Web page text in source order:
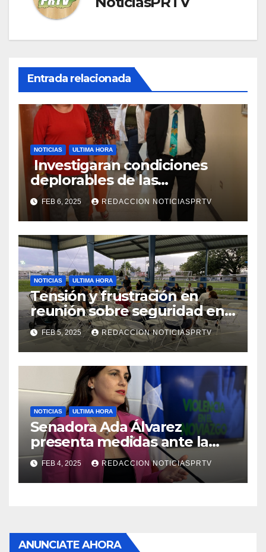
Entrada relacionada
NOTICIAS ULTIMA HORA
Investigaran condiciones
deplorables de las
facilidades el Departamento
de la Salud en Mayagüez
FEB 6, 2025 REDACCION NOTICIASPRTV
NOTICIAS ULTIMA HORA
Tensión y frustración en
reunión sobre seguridad en
Reparto Metropolitano
FEB 5, 2025 REDACCION NOTICIASPRTV
NOTICIAS ULTIMA HORA
Senadora Ada Álvarez
presenta medidas ante la
violencia en el noviazgo
FEB 4, 2025 REDACCION NOTICIASPRTV
ANUNCIATE AHORA